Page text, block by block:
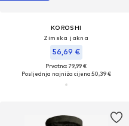
KOROSHI
Zimska jakna
56,69 €
Prvotno: 79,99 €
Posljednja najniža cijena:50,39 €